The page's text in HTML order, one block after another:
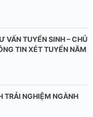
VẤN TUYỂN SINH – CHỦ
TIN XÉT TUYỂN NĂM
TRẢI NGHIỆM NGÀNH